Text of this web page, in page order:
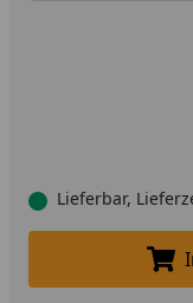
Lieferbar,